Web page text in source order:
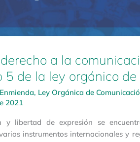
a la
de la ley orgánico
Enmienda, Ley Orgánica de
2021
y libertad de expresión se
instrumentos internacionales y